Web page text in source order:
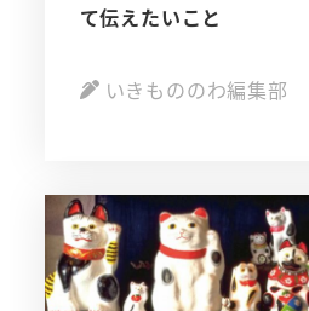
て伝えたいこと
いきもののわ編集部